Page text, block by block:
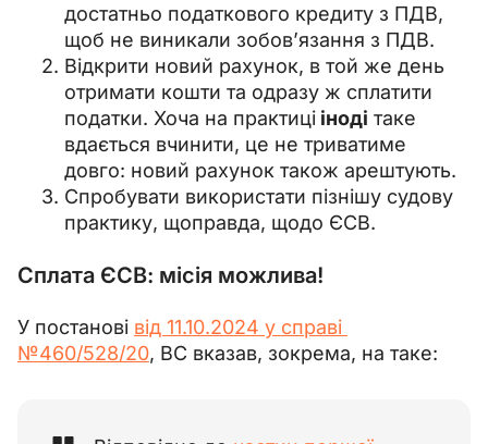
достатньо податкового кредиту з ПДВ,
щоб не виникали зобов’язання з ПДВ.
Відкрити новий рахунок, в той же день
отримати кошти та одразу ж сплатити
податки. Хоча на практиці іноді таке
вдається вчинити, це не триватиме
довго: новий рахунок також арештують.
Спробувати використати пізнішу судову
практику, щоправда, щодо ЄСВ.
Сплата ЄСВ: місія можлива!
У постанові від 11.10.2024 у справі
№460/528/20, ВС вказав, зокрема, на таке: